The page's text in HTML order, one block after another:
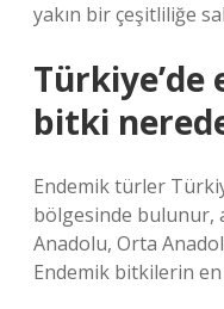
yakın bir çeşitliliğe
Türkiye’de
bitki
Endemik türler
bölgesinde bulunur,
Anadolu, Orta
Endemik bitkilerin en